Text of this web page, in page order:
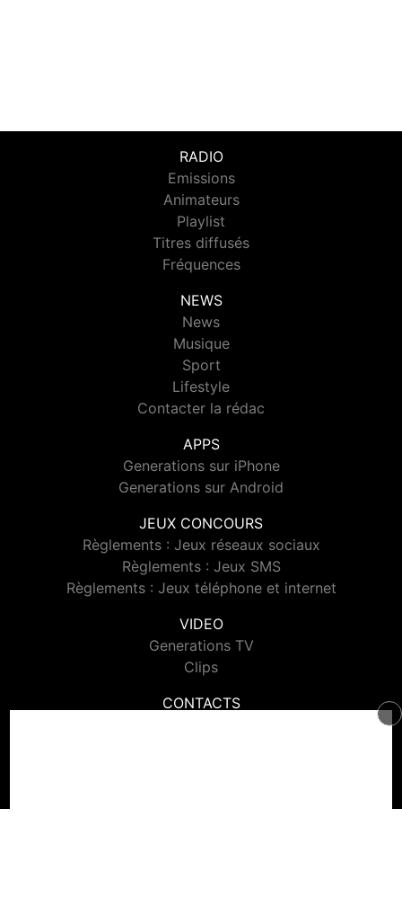
RADIO
Emissions
Animateurs
Playlist
Titres diffusés
Fréquences
NEWS
News
Musique
Sport
Lifestyle
Contacter la rédac
APPS
Generations sur iPhone
Generations sur Android
JEUX CONCOURS
Règlements : Jeux réseaux sociaux
Règlements : Jeux SMS
Règlements : Jeux téléphone et internet
VIDEO
Generations TV
Clips
CONTACTS